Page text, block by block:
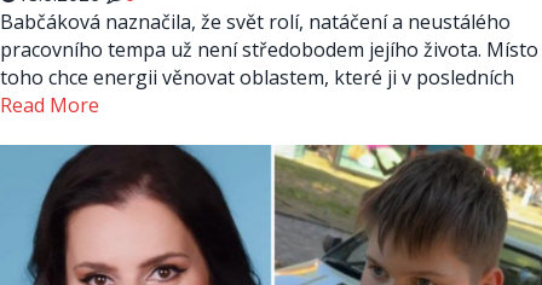
Babčáková naznačila, že svět rolí, natáčení a neustálého
pracovního tempa už není středobodem jejího života. Místo
toho chce energii věnovat oblastem, které ji v posledních
Read More